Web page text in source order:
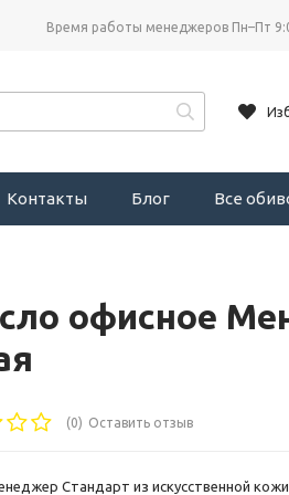
Время работы менеджеров Пн–Пт
Контакты Блог Все
офисное
(0) Оставить отзыв
Стандарт из искусственной